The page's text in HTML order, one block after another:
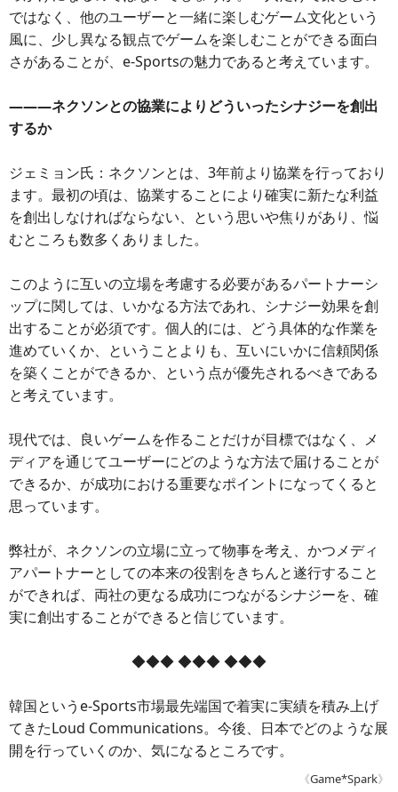
ではなく、他のユーザーと一緒に楽しむゲーム文化という
風に、少し異なる観点でゲームを楽しむことができる面白
さがあることが、e-Sportsの魅力であると考えています。
―――ネクソンとの協業によりどういったシナジーを創出
するか
ジェミョン氏：ネクソンとは、3年前より協業を行っており
ます。最初の頃は、協業することにより確実に新たな利益
を創出しなければならない、という思いや焦りがあり、悩
むところも数多くありました。
このように互いの立場を考慮する必要があるパートナーシ
ップに関しては、いかなる方法であれ、シナジー効果を創
出することが必須です。個人的には、どう具体的な作業を
進めていくか、ということよりも、互いにいかに信頼関係
を築くことができるか、という点が優先されるべきである
と考えています。
現代では、良いゲームを作ることだけが目標ではなく、メ
ディアを通じてユーザーにどのような方法で届けることが
できるか、が成功における重要なポイントになってくると
思っています。
弊社が、ネクソンの立場に立って物事を考え、かつメディ
アパートナーとしての本来の役割をきちんと遂行すること
ができれば、両社の更なる成功につながるシナジーを、確
実に創出することができると信じています。
◆◆◆ ◆◆◆ ◆◆◆
韓国というe-Sports市場最先端国で着実に実績を積み上げ
てきたLoud Communications。今後、日本でどのような展
開を行っていくのか、気になるところです。
《Game*Spark》